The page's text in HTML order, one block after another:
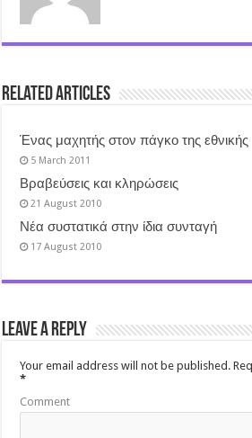
Related Articles
Ένας μαχητής στον πάγκο της εθνικής
5 March 2011
Βραβεύσεις και κληρώσεις
21 August 2010
Νέα συστατικά στην ίδια συνταγή
17 August 2010
Leave a Reply
Your email address will not be published.
*
Comment